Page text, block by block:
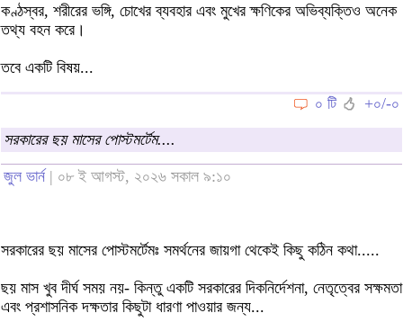
কণ্ঠস্বর, শরীরের ভঙ্গি, চোখের ব্যবহার এবং মুখের ক্ষণিকের অভিব্যক্তিও অনেক
তথ্য বহন করে।
তবে একটি বিষয়...
০ টি
+০/-০
সরকারের ছয় মাসের পোস্টমর্টেম....
জুল ভার্ন| ০৮ ই আগস্ট, ২০২৬ সকাল ৯:১০
সরকারের ছয় মাসের পোস্টমর্টেমঃ সমর্থনের জায়গা থেকেই কিছু কঠিন কথা.....
ছয় মাস খুব দীর্ঘ সময় নয়- কিন্তু একটি সরকারের দিকনির্দেশনা, নেতৃত্বের সক্ষমতা
এবং প্রশাসনিক দক্ষতার কিছুটা ধারণা পাওয়ার জন্য...